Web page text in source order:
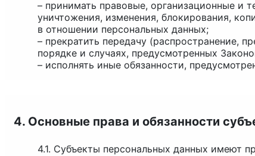
– принимать правовые, организационные и
уничтожения, изменения, блокирования,
в отношении персональных данных;
– прекратить передачу (распространение,
порядке и случаях, предусмотренных
– исполнять иные обязанности,
4. Основные права и обязанности
4.1. Субъекты персональных данных имеют